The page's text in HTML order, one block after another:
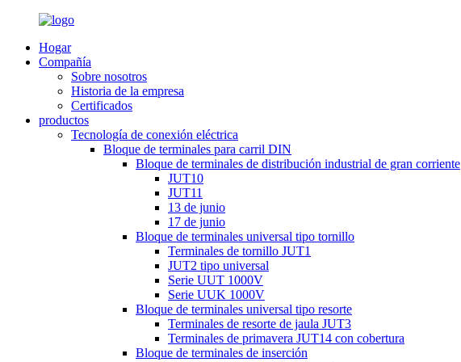
Hogar
Compañía
Sobre nosotros
Historia de la empresa
Certificados
productos
Tecnología de conexión eléctrica
Bloque de terminales para carril DIN
Bloque de terminales de distribución industrial de gran corriente
JUT10
JUT11
13 de junio
17 de junio
Bloque de terminales universal tipo tornillo
Terminales de tornillo JUT1
JUT2 tipo universal
Serie UUT 1000V
Serie UUK 1000V
Bloque de terminales universal tipo resorte
Terminales de resorte de jaula JUT3
Terminales de primavera JUT14 con cobertura
Bloque de terminales de inserción